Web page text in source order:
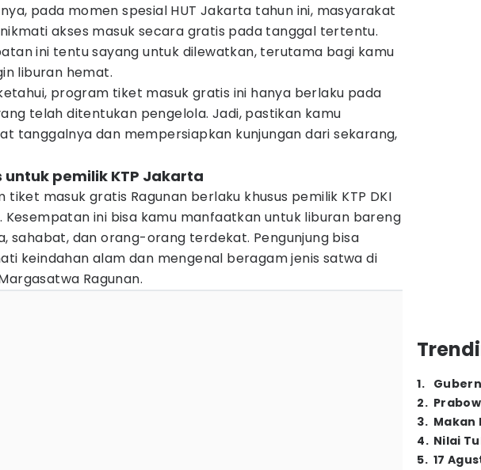
pada momen spesial HUT Jakarta tahun ini, masyarakat
akses masuk secara gratis pada tanggal tertentu.
ini tentu sayang untuk dilewatkan, terutama bagi kamu
liburan hemat.
program tiket masuk gratis ini hanya berlaku pada
telah ditentukan pengelola. Jadi, pastikan kamu
tanggalnya dan mempersiapkan kunjungan dari sekarang,
untuk pemilik KTP Jakarta
tiket masuk gratis Ragunan berlaku khusus pemilik KTP DKI
Kesempatan ini bisa kamu manfaatkan untuk liburan bareng
sahabat, dan orang-orang terdekat. Pengunjung bisa
keindahan alam dan mengenal beragam jenis satwa di
Ragunan.
1.
2.
3. Makan
4. Nilai
5. 17